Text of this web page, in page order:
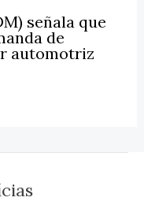
señala que
de
automotriz